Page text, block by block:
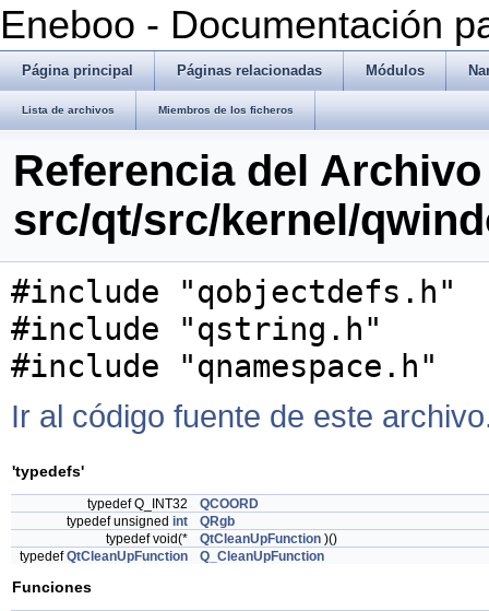
Eneboo - Documentación
Página principal Páginas relacionadas Módulos
Lista de archivos Miembros de los ficheros
Referencia del Archivo
src/qt/src/kernel/
#include "qobjectdefs.h"
#include "qstring.h"
#include "qnamespace.h"
Ir al código fuente de este
'typedefs'
typedef Q_INT32
QCOORD
typedef unsigned int
QRgb
typedef void(*
QtCleanUpFunction )()
typedefQtCleanUpFunction Q_CleanUpFunction
Funciones